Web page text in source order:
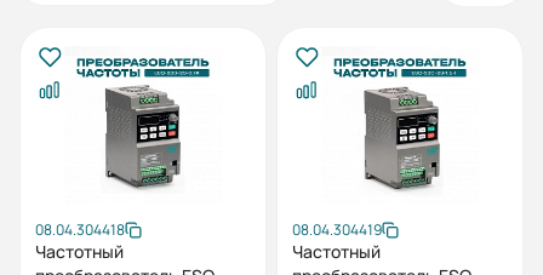
08.04.304418
Частотный
08.04.304419
Частотный